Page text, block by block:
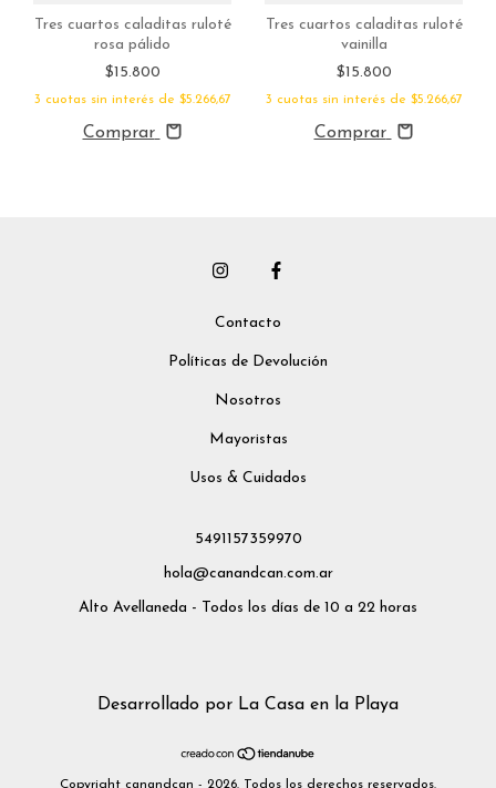
Tres cuartos caladitas ruloté
rosa pálido
$15.800
3 cuotas sin interés de $5.266,67
Comprar
Tres cuartos caladitas ruloté
vainilla
$15.800
3 cuotas sin interés de $5.266,67
Comprar
Contacto
Políticas de Devolución
Nosotros
Mayoristas
Usos & Cuidados
5491157359970
hola@canandcan.com.ar
Alto Avellaneda - Todos los días de 10 a 22 horas
Desarrollado por La Casa en la Playa
Copyright canandcan - 2026. Todos los derechos reservados.